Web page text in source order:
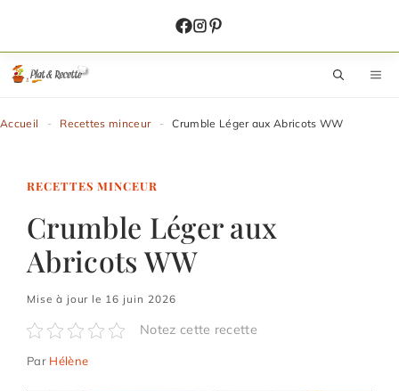
contenu
Accueil - Recettes minceur - Crumble Léger aux Abricots WW
RECETTES MINCEUR
Crumble Léger aux
Abricots WW
Mise à jour le 16 juin 2026
Notez cette recette
Par Hélène